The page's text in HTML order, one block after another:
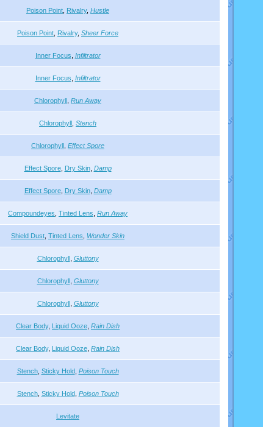
Poison Point Rivalry, Hustle
Poison Point Rivalry, Sheer Force
Inner Focus Infiltrator
Inner Focus Infiltrator
Chlorophyll Run Away
Chlorophyll Stench
Chlorophyll Effect Spore
Effect Spore, Dry Skin, Damp
Effect Spore, Dry Skin, Damp
Compoundeyes Tinted Lens Run Away
Shield Dust Tinted Lens Wonder Skin
Chlorophyll, Gluttony
Chlorophyll, Gluttony
Chlorophyll, Gluttony
Clear Body, Liquid Ooze Rain Dish
Clear Body, Liquid Ooze Rain Dish
Stench, Sticky Hold, Poison Touch
Stench, Sticky Hold, Poison Touch
Levitate